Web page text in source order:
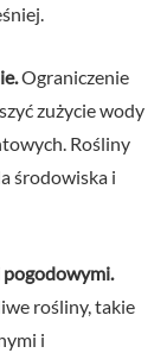
Ograniczenie
zużycie wody
Rośliny
środowiska i
rośliny, takie
i